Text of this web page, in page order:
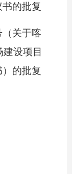
的批复
（关于喀
设项目
的批复